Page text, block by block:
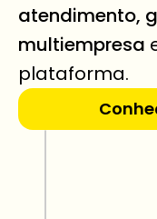
atendimento,
multiempresa
plataforma.